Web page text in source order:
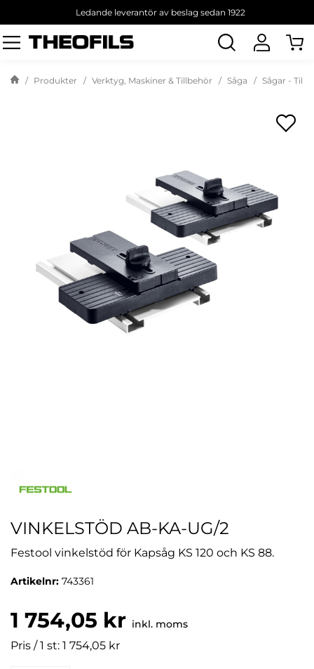
Ledande leverantör av beslag sedan 1922
Sök
produkt
Produkter Verktyg, Maskiner & Tillbehör Såga Sågar -
VINKELSTÖD AB-KA-UG/2
Festool vinkelstöd för Kapsåg KS 120 och KS 88.
Artikelnr: 743361
1 754,05 kr inkl. moms
Pris / 1 st: 1 754,05 kr